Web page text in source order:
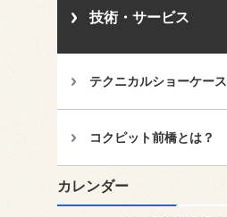
技術・サービス
テクニカルショーケース
コクピット前橋とは？
カレンダー